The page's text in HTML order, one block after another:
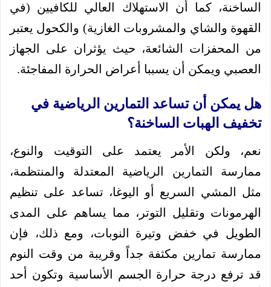
الساخنة، كما أن الاستهلاك العالي للكافيين (في
القهوة والشاي والمشروبات الغازية) والكحول يعتبر
من المحفزات الشائعة، حيث يؤثران على الجهاز
العصبي ويمكن أن يسببا أعراض الحرارة المفاجئة.
هل يمكن أن تساعد التمارين الرياضية في
تخفيف الهبات الساخنة؟
نعم، ولكن الأمر يعتمد على التوقيت والنوع،
ممارسة التمارين الرياضية المعتدلة والمنتظمة،
مثل المشي السريع أو اليوغا، تساعد على تنظيم
الهرمونات وتقليل التوتر، مما يساهم على المدى
الطويل في خفض وتيرة النوبات، ومع ذلك، فإن
ممارسة تمارين مكثفة جداً وقريبة من وقت النوم
قد ترفع درجة حرارة الجسم الأساسية وتكون أحد